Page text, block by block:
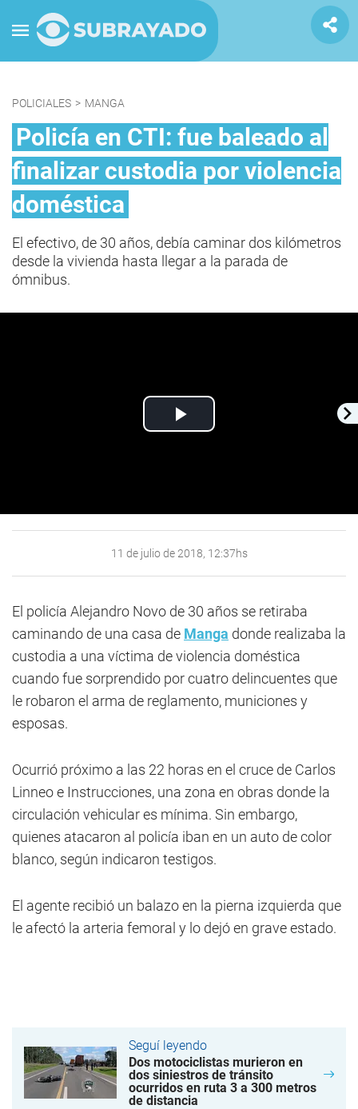
POLICIALES > MANGA
Policía en CTI: fue baleado al
finalizar custodia por violencia
doméstica
El efectivo, de 30 años, debía caminar dos kilómetros
desde la vivienda hasta llegar a la parada de
ómnibus.
Play
11 de julio de 2018, 12:37hs
El policía Alejandro Novo de 30 años se retiraba
caminando de una casa de Manga donde realizaba la
custodia a una víctima de violencia doméstica
cuando fue sorprendido por cuatro delincuentes que
le robaron el arma de reglamento, municiones y
esposas.
Ocurrió próximo a las 22 horas en el cruce de Carlos
Linneo e Instrucciones, una zona en obras donde la
circulación vehicular es mínima. Sin embargo,
quienes atacaron al policía iban en un auto de color
blanco, según indicaron testigos.
El agente recibió un balazo en la pierna izquierda que
le afectó la arteria femoral y lo dejó en grave estado.
Seguí leyendo
Dos motociclistas murieron en
dos siniestros de tránsito
ocurridos en ruta 3 a 300 metros
de distancia